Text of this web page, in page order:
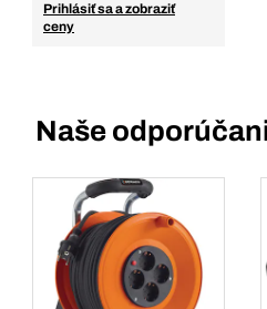
Prihlásiť sa a zobraziť
ceny
Naše